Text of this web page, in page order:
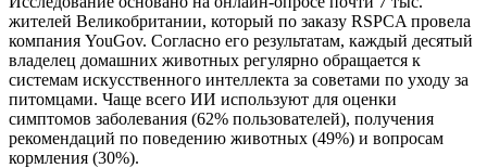
жителей Великобритании, который по заказу RSPCA провела
компания YouGov. Согласно его результатам, каждый десятый
владелец домашних животных регулярно обращается к
системам искусственного интеллекта за советами по уходу за
питомцами. Чаще всего ИИ используют для оценки
симптомов заболевания (62% пользователей), получения
рекомендаций по поведению животных (49%) и вопросам
кормления (30%).